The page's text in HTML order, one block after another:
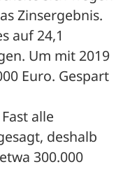
Zinsergebnis.
auf 24,1
Um mit 2019
Euro. Gespart
alle
deshalb
300.000